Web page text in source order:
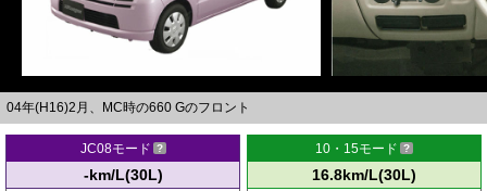
04年(H16)2月、MC時の660 Gのフロント
JC08モード
-km/L(30L)
10・15モード
16.8km/L(30L)